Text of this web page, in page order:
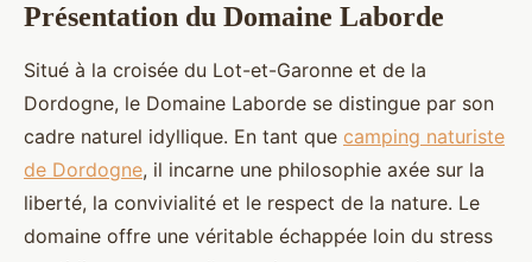
Présentation du Domaine Laborde
Situé à la croisée du Lot-et-Garonne et de la
Dordogne, le Domaine Laborde se distingue par son
cadre naturel idyllique. En tant que camping naturiste
de Dordogne, il incarne une philosophie axée sur la
liberté, la convivialité et le respect de la nature. Le
domaine offre une véritable échappée loin du stress